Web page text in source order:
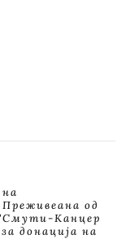
од
Канцер
донација на